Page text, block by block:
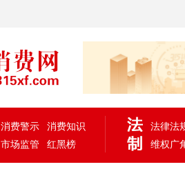
消费警示 消费知识
市场监管 红黑榜
法律法
维权广